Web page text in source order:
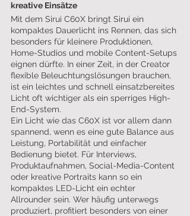
kreative Einsätze
Mit dem Sirui C60X bringt Sirui ein
kompaktes Dauerlicht ins Rennen, das sich
besonders für kleinere Produktionen,
Home-Studios und mobile Content-Setups
eignen dürfte. In einer Zeit, in der Creator
flexible Beleuchtungslösungen brauchen,
ist ein leichtes und schnell einsatzbereites
Licht oft wichtiger als ein sperriges High-
End-System.
Ein Licht wie das C60X ist vor allem dann
spannend, wenn es eine gute Balance aus
Leistung, Portabilität und einfacher
Bedienung bietet. Für Interviews,
Produktaufnahmen, Social-Media-Content
oder kreative Portraits kann so ein
kompaktes LED-Licht ein echter
Allrounder sein. Wer häufig unterwegs
produziert, profitiert besonders von einer